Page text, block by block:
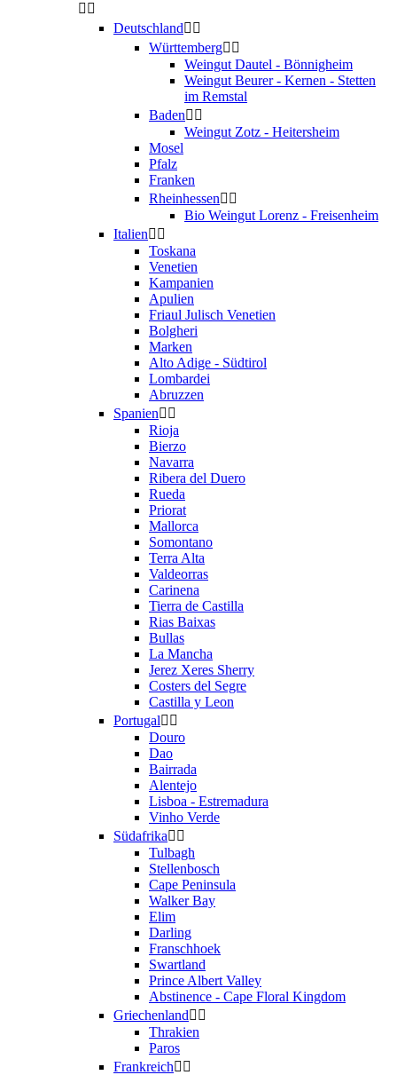
 
Deutschland 
Württemberg 
Weingut Dautel - Bönnigheim
Weingut Beurer - Kernen - Stetten
im Remstal
Baden 
Weingut Zotz - Heitersheim
Mosel
Pfalz
Franken
Rheinhessen 
Bio Weingut Lorenz - Freisenheim
Italien 
Toskana
Venetien
Kampanien
Apulien
Friaul Julisch Venetien
Bolgheri
Marken
Alto Adige - Südtirol
Lombardei
Abruzzen
Spanien 
Rioja
Bierzo
Navarra
Ribera del Duero
Rueda
Priorat
Mallorca
Somontano
Terra Alta
Valdeorras
Carinena
Tierra de Castilla
Rias Baixas
Bullas
La Mancha
Jerez Xeres Sherry
Costers del Segre
Castilla y Leon
Portugal 
Douro
Dao
Bairrada
Alentejo
Lisboa - Estremadura
Vinho Verde
Südafrika 
Tulbagh
Stellenbosch
Cape Peninsula
Walker Bay
Elim
Darling
Franschhoek
Swartland
Prince Albert Valley
Abstinence - Cape Floral Kingdom
Griechenland 
Thrakien
Paros
Frankreich 